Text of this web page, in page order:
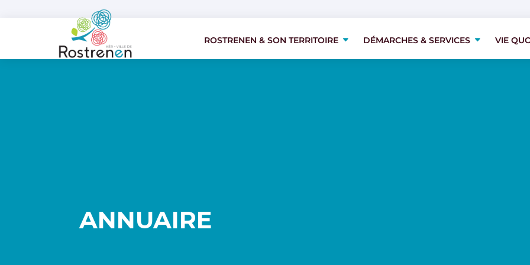
ROSTRENEN & SON TERRITOIRE DÉMARCHES & SERVICES VIE
ROSTRENEN & SON TERRITOIRE DÉMARCHES & SERVICES VIE
ANNUAIRE